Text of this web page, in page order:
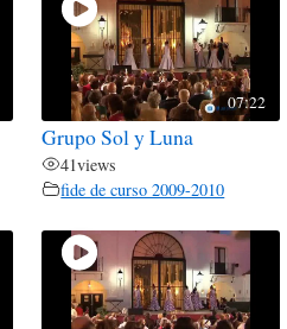
07:22
Grupo Sol y Luna
41views
fide de curso 2009-2010